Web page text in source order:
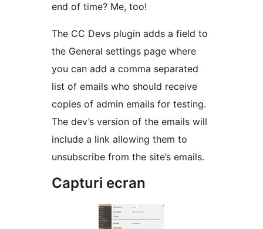
end of time? Me, too!
The CC Devs plugin adds a field to
the General settings page where
you can add a comma separated
list of emails who should receive
copies of admin emails for testing.
The dev’s version of the emails will
include a link allowing them to
unsubscribe from the site’s emails.
Capturi ecran